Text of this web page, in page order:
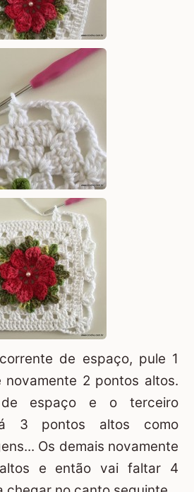
de espaço, pule 1
2 pontos altos.
espaço e o terceiro
3 pontos altos como
Os demais novamente
e então vai faltar 4